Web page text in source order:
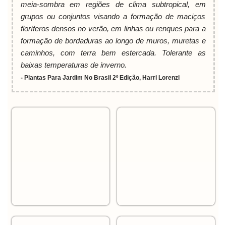
meia-sombra em regiões de clima subtropical, em
grupos ou conjuntos visando a formação de maciços
floríferos densos no verão, em linhas ou renques para a
formação de bordaduras ao longo de muros, muretas e
caminhos, com terra bem estercada. Tolerante as
baixas temperaturas de inverno.